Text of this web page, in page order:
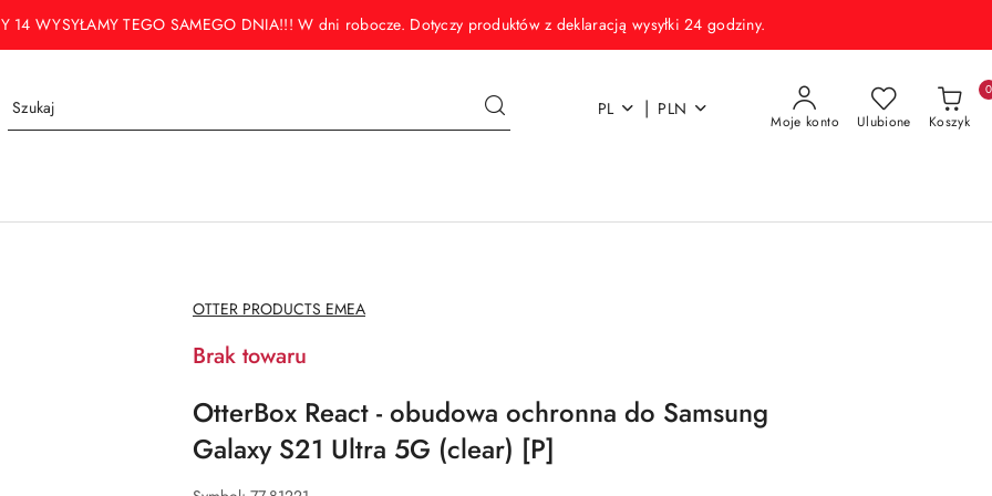
14 WYSYŁAMY TEGO SAMEGO DNIA!!! W dni robocze. Dotyczy produktów z deklaracją wysyłki 24 godziny.
PL | PLN
Moje konto Ulubione Koszyk
0
NAZWA
PRODUCENTA:
OTTER PRODUCTS EMEA
Brak towaru
OtterBox React - obudowa ochronna do Samsung
Galaxy S21 Ultra 5G (clear) [P]